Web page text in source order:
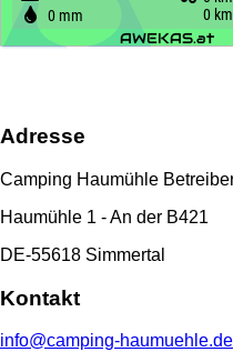
Adresse
Camping Haumühle
Haumühle 1 - An der B421
DE-55618 Simmertal
Kontakt
info@camping-haumuehle.de